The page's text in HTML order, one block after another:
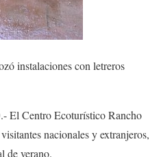
instalaciones con letreros
El Centro Ecoturístico Rancho
nacionales y extranjeros,
de verano.